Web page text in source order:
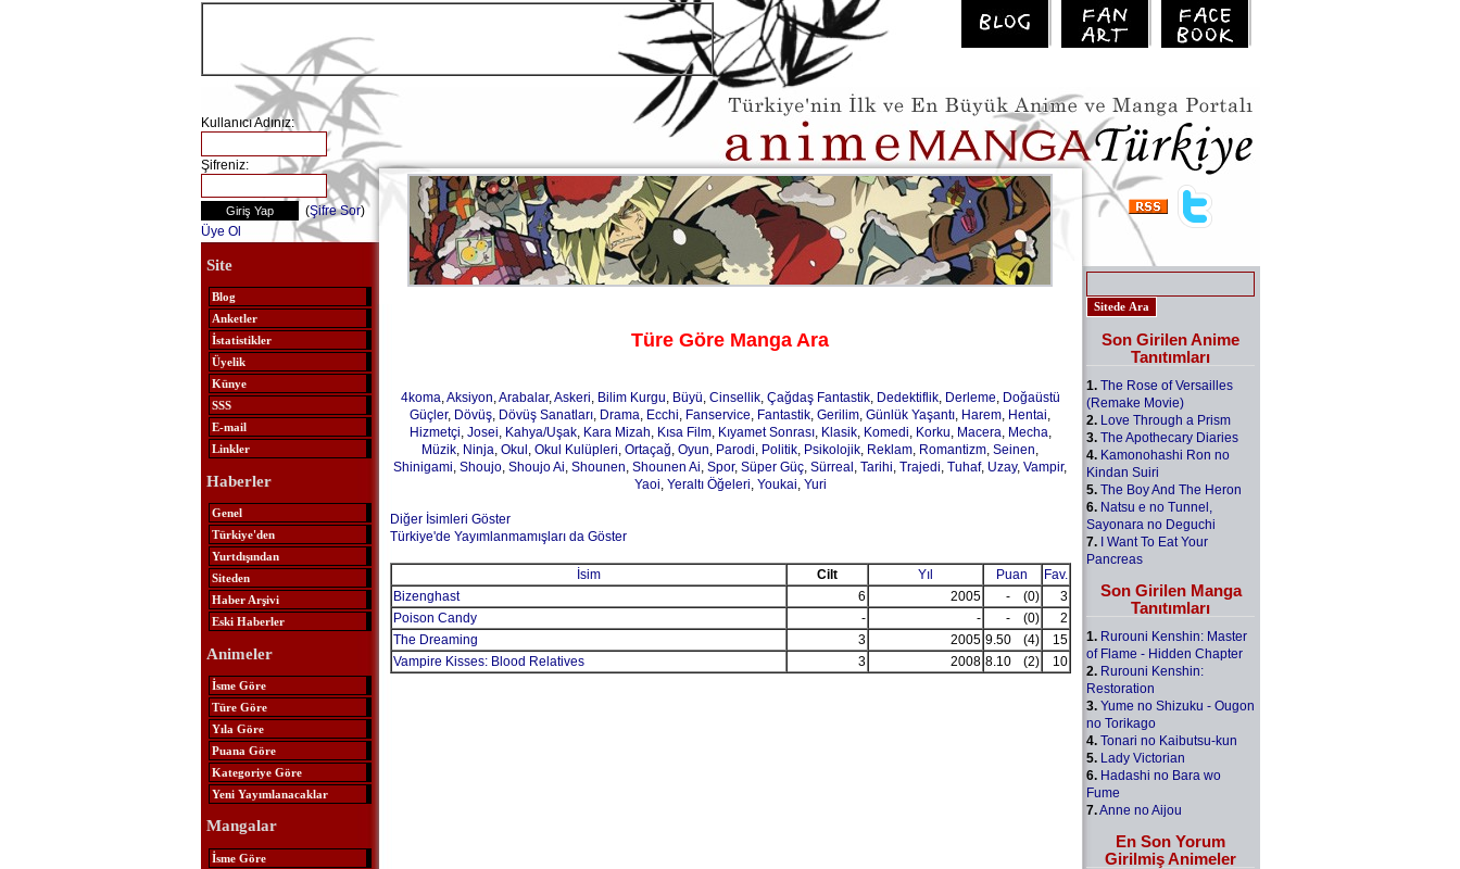
Kullanıcı Adınız:
Şifreniz:
(Şifre Sor)
Üye Ol
Site
Blog
Anketler
İstatistikler
Üyelik
Künye
SSS
E-mail
Linkler
Haberler
Genel
Türkiye'den
Yurtdışından
Siteden
Haber Arşivi
Eski Haberler
Animeler
İsme Göre
Türe Göre
Yıla Göre
Puana Göre
Kategoriye Göre
Yeni Yayımlanacaklar
Mangalar
İsme Göre
Türe Göre Manga Ara
4koma,Aksiyon,Arabalar,Askeri, Bilim Kurgu, Büyü, Cinsellik, Çağdaş Fantastik, Dedektiflik, Derleme, Doğaüstü
Güçler, Dövüş, Dövüş Sanatları, Drama, Ecchi, Fanservice, Fantastik, Gerilim, Günlük Yaşantı, Harem, Hentai,
Hizmetçi, Josei, Kahya/Uşak, Kara Mizah, Kısa Film, Kıyamet Sonrası, Klasik, Komedi, Korku, Macera, Mecha,
Müzik, Ninja, Okul , Okul Kulüpleri, Ortaçağ, Oyun, Parodi, Politik, Psikolojik, Reklam, Romantizm, Seinen,
Shinigami, Shoujo, Shoujo Ai, Shounen, Shounen Ai, Spor, Süper Güç, Sürreal , Tarihi, Trajedi, Tuhaf, Uzay, Vampir,
Yaoi, Yeraltı Öğeleri, Youkai, Yuri
Diğer İsimleri Göster
Türkiye'de Yayımlanmamışları da Göster
İsim Cilt Yıl Puan
Fav.
Bizenghast
6 2005 - (0)
3
Poison Candy
- - - (0)
2
The Dreaming
3 2005 9.50 (4)
15
Vampire Kisses: Blood Relatives
3 2008 8.10 (2) 10
Son Girilen Anime
Tanıtımları
1. The Rose of Versailles
(Remake Movie)
2. Love Through a Prism
3. The Apothecary Diaries
4. Kamonohashi Ron no
Kindan Suiri
5. The Boy And The Heron
6. Natsu e no Tunnel,
Sayonara no Deguchi
7. I Want To Eat Your
Pancreas
Son Girilen Manga
Tanıtımları
1. Rurouni Kenshin: Master
of Flame - Hidden Chapter
2. Rurouni Kenshin:
Restoration
3. Yume no Shizuku - Ougon
no Torikago
4. Tonari no Kaibutsu-kun
5. Lady Victorian
6. Hadashi no Bara wo
Fume
7.Anne no Aijou
En Son Yorum
Girilmiş Animeler